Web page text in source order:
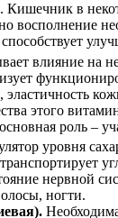
Кишечник в
восполнение
способствует
влияние на
этого
роль –
уровня
нервной
ногти.